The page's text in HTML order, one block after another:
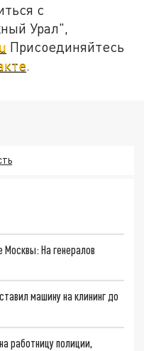
с
Урал",
Присоединяйтесь
.
На генералов
машину на клининг до
работницу полиции,